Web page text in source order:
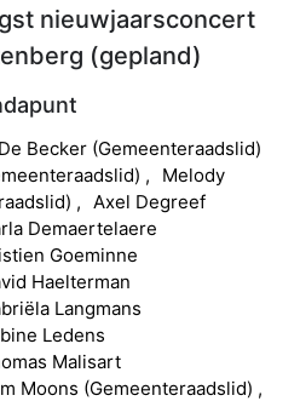
nieuwjaarsconcert
(gepland)
De Becker (Gemeenteraadslid)
)
Melody
) Axel Degreef
Demaertelaere
Goeminne
Haelterman
Langmans
Ledens
Malisart
Moons (Gemeenteraadslid)